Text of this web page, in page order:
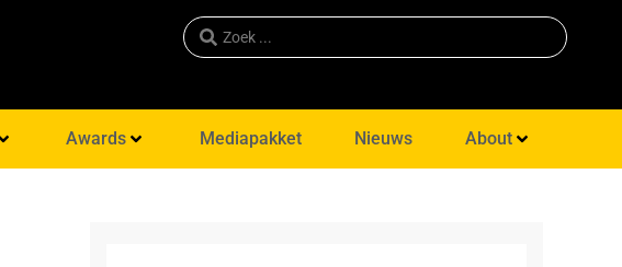
Awards Mediapakket Nieuws About